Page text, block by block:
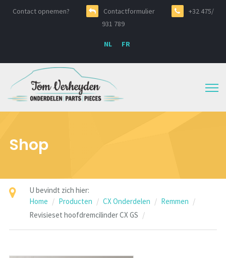
Contact opnemen? Contactformulier
+32 475/
931 789
NL FR
Shop
U bevindt zich hier:
Home
Producten CX Onderdelen
Remmen
Revisieset hoofdremcilinder CX GS